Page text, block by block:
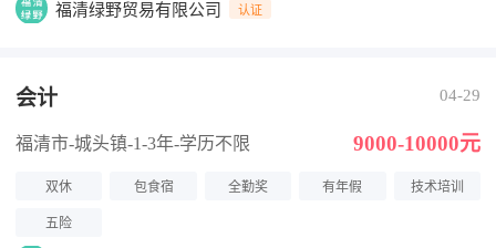
福清绿野贸易有限公司 认证
会计 04-29
福清市-城头镇-1-3年-学历不限 9000-10000元
双休 包食宿 全勤奖 有年假 技术培训
五险